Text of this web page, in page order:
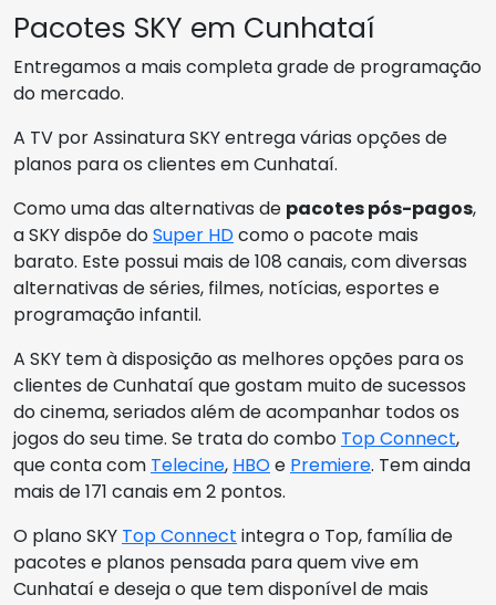
Pacotes SKY em Cunhataí
Entregamos a mais completa grade de programação
do mercado.
A TV por Assinatura SKY entrega várias opções de
planos para os clientes em Cunhataí.
Como uma das alternativas de pacotes pós-pagos,
a SKY dispõe doSuper HDcomo o pacote mais
barato. Este possui mais de 108 canais, com diversas
alternativas de séries, filmes, notícias, esportes e
programação infantil.
A SKY tem à disposição as melhores opções para os
clientes de Cunhataí que gostam muito de sucessos
do cinema, seriados além de acompanhar todos os
jogos do seu time. Se trata do combo Top Connect,
que conta com Telecine, HBOe Premiere. Tem ainda
mais de 171 canais em 2 pontos.
O plano SKY Top Connect integra o Top, família de
pacotes e planos pensada para quem vive em
Cunhataí e deseja o que tem disponível de mais